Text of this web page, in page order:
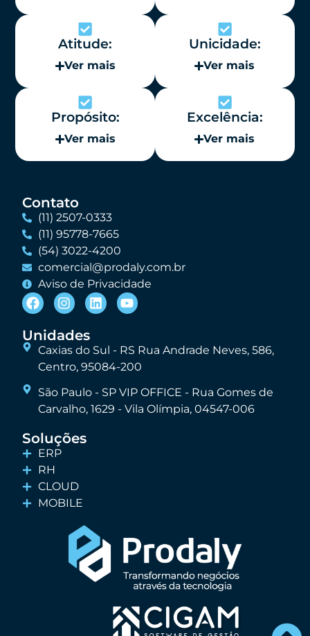
Atitude:
Ver mais
Unicidade:
Ver mais
Propósito:
Ver mais
Excelência:
Ver mais
Contato
(11) 2507-0333
(11) 95778-7665
(54) 3022-4200
comercial@prodaly.com.br
Aviso de Privacidade
Unidades
Caxias do Sul - RS Rua Andrade Neves, 586,
Centro, 95084-200
São Paulo - SP VIP OFFICE - Rua Gomes de
Carvalho, 1629 - Vila Olímpia, 04547-006
Soluções
ERP
RH
CLOUD
MOBILE